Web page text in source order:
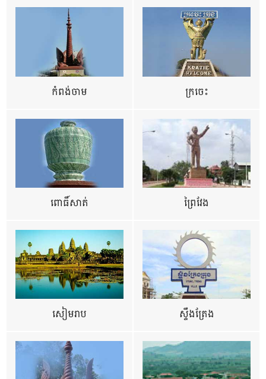
កំពង់ចាម ក្រចេះ
ពោធិ៍សាត់ ព្រៃវែង
សៀមរាប ស្ទឹងត្រែង